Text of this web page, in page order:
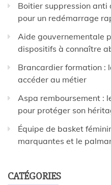
Boitier suppression
pour un redémarrage
Aide gouvernementale
dispositifs à connaître
Brancardier formation :
accéder au métier
Aspa remboursement :
pour protéger son
Équipe de basket
marquantes et le
CATÉGORIES